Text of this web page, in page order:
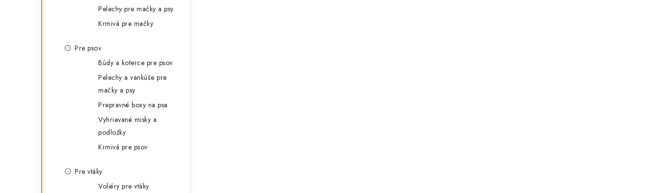
Pelechy pre mačky a psy
Krmivá pre mačky
Pre psov
Búdy a koterce pre psov
Pelechy a vankúše pre
mačky a psy
Prepravné boxy na psa
Vyhrievané misky a
podložky
Krmivá pre psov
Pre vtáky
Voliéry pre vtáky